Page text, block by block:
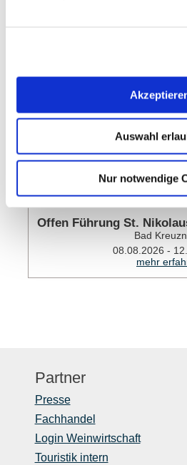
Auswahl
Nur notwendige
Offen Führung St.
Bad
08.08.2026 -
mehr
Partner
Presse
Fachhandel
Login Weinwirtschaft
Touristik intern